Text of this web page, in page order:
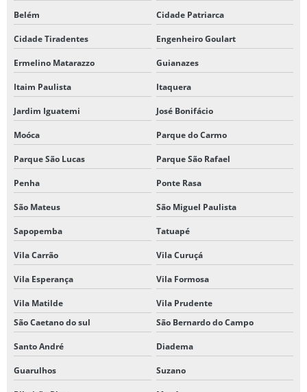
Belém Cidade Patriarca
Cidade Tiradentes Engenheiro Goulart
Ermelino Matarazzo Guianazes
Itaim Paulista Itaquera
Jardim Iguatemi José Bonifácio
Moóca Parque do Carmo
Parque São Lucas Parque São Rafael
Penha Ponte Rasa
São Mateus São Miguel Paulista
Sapopemba Tatuapé
Vila Carrão Vila Curuçá
Vila Esperança Vila Formosa
Vila Matilde
Vila Prudente
São Caetano do sul
São Bernardo do Campo
Santo André Diadema
Guarulhos Suzano